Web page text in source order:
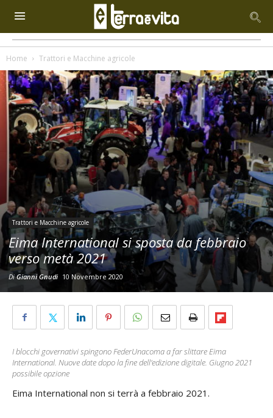
Home Trattori e Macchine agricole
Trattori e Macchine agricole
Eima International si sposta da febbraio
verso metà 2021
DiGianni Gnudi 10 Novembre 2020
I blocchi governativi spingono FederUnacoma a far slittare Eima
International. Nuove date dopo la fine dell'edizione digitale. Giugno 2021
possibile opzione
Eima International non si terrà a febbraio 2021.